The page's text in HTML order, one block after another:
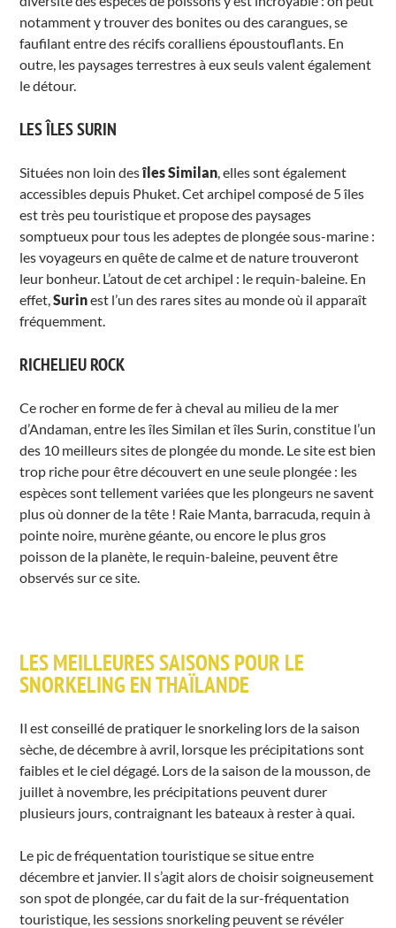
notamment y trouver des bonites ou des carangues, se
faufilant entre des récifs coralliens époustouflants. En
outre, les paysages terrestres à eux seuls valent également
le détour.
LES ÎLES SURIN
Situées non loin desîles Similan, elles sont également
accessibles depuis Phuket. Cet archipel composé de 5 îles
est très peu touristique et propose des paysages
somptueux pour tous les adeptes de plongée sous-marine :
les voyageurs en quête de calme et de nature trouveront
leur bonheur. L’atout de cet archipel : le requin-baleine. En
effet,Surinest l’un des rares sites au monde où il apparaît
fréquemment.
RICHELIEU ROCK
Ce rocher en forme de fer à cheval au milieu de la mer
d’Andaman, entre les îles Similan et îles Surin, constitue l’un
des 10 meilleurs sites de plongée du monde. Le site est bien
trop riche pour être découvert en une seule plongée : les
espèces sont tellement variées que les plongeurs ne savent
plus où donner de la tête ! Raie Manta, barracuda, requin à
pointe noire, murène géante, ou encore le plus gros
poisson de la planète, le requin-baleine, peuvent être
observés sur ce site.
LES MEILLEURES SAISONS POUR LE
SNORKELING EN THAÏLANDE
Il est conseillé de pratiquer le snorkeling lors de la saison
sèche, de décembre à avril, lorsque les précipitations sont
faibles et le ciel dégagé. Lors de la saison de la mousson, de
juillet à novembre, les précipitations peuvent durer
plusieurs jours, contraignant les bateaux à rester à quai.
Le pic de fréquentation touristique se situe entre
décembre et janvier. Il s’agit alors de choisir soigneusement
son spot de plongée, car du fait de la sur-fréquentation
touristique, les sessions snorkeling peuvent se révéler